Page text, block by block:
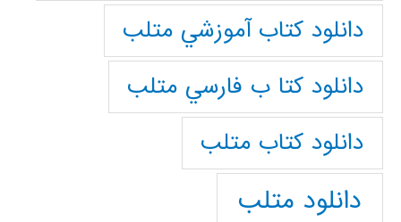
دانلود كتاب آموزشي متلب
دانلود كتا ب فارسي متلب
دانلود كتاب متلب
دانلود متلب